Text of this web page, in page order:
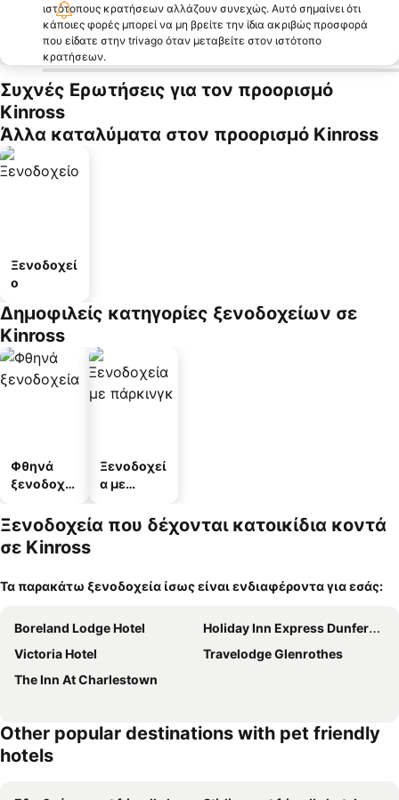
ιστότοπους κρατήσεων αλλάζουν συνεχώς. Αυτό σημαίνει ότι
κάποιες φορές μπορεί να μη βρείτε την ίδια ακριβώς προσφορά
που είδατε στην trivago όταν μεταβείτε στον ιστότοπο
κρατήσεων.
Συχνές Ερωτήσεις για τον προορισμό
Kinross
Άλλα καταλύματα στον προορισμό Kinross
Ξενοδοχεί
ο
Δημοφιλείς κατηγορίες ξενοδοχείων σε
Kinross
Φθηνά
ξενοδοχεί
Ξενοδοχεί
α με
Ξενοδοχεία που δέχονται κατοικίδια κοντά
σε Kinross
Τα παρακάτω ξενοδοχεία ίσως είναι ενδιαφέροντα για εσάς:
Boreland Lodge Hotel
Holiday Inn Express Dunfermline By Ihg
Victoria Hotel
Travelodge Glenrothes
The Inn At Charlestown
Other popular destinations with pet friendly
hotels